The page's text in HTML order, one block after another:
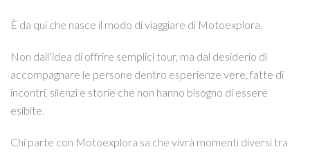
È da qui che nasce il modo di viaggiare di Motoexplora.
Non dall’idea di offrire semplici tour, ma dal desiderio di
accompagnare le persone dentro esperienze vere, fatte di
incontri, silenzi e storie che non hanno bisogno di essere
esibite.
Chi parte con Motoexplora sa che vivrà momenti diversi tra